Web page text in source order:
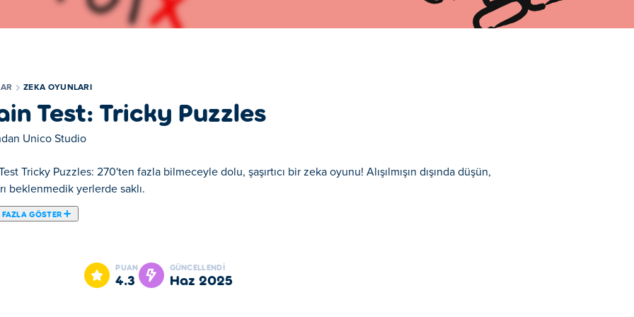
ZEKA OYUNLARI
Test: Tricky Puzzles
Unico Studio
Tricky Puzzles: 270'ten fazla bilmeceyle dolu, şaşırtıcı bir zeka oyunu! Alışılmışın dışında düşün,
beklenmedik yerlerde saklı.
GÖSTER
ve bulmaca içeren bir puzzle oyunudur. Bu oyunda zekanı test edebilmen ve beyin jimnastiği
Test'teki eğlenceli soruların tamamı aklını başından alacak!
PUAN
4.3
GÜNCELLENDI
Haz 2025